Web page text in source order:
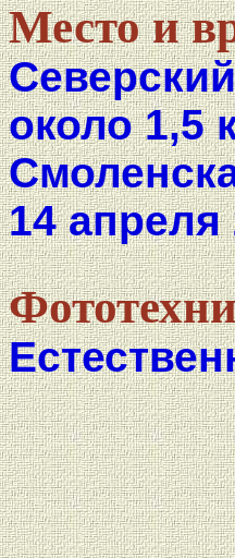
Место и
около 1,5
14 апреля